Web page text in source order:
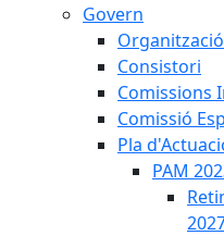
Govern
Consistori
Comissions
Comissió
Pla
PAM